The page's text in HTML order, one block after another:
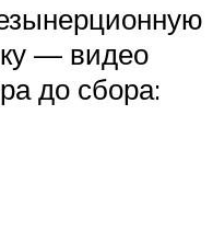
— видео
до сбора: